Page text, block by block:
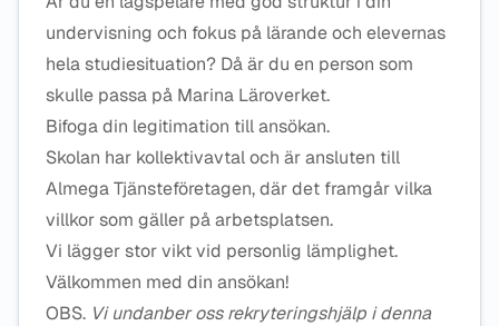
undervisning och fokus på lärande och elevernas
hela studiesituation? Då är du en person som
skulle passa på Marina Läroverket.
Bifoga din legitimation till ansökan.
Skolan har kollektivavtal och är ansluten till
Almega Tjänsteföretagen, där det framgår vilka
villkor som gäller på arbetsplatsen.
Vi lägger stor vikt vid personlig lämplighet.
Välkommen med din ansökan!
OBS. Vi undanber oss rekryteringshjälp i denna